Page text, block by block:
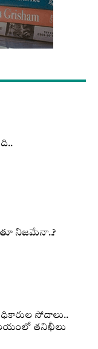
నిజమేనా..?
సోదాలు..
తనిఖీలు